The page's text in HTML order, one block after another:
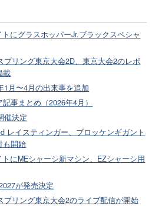
トにグラスホッパーJr.ブラックスペシャ
プリング東京大会2D、東京大会2のレポ
載
1月〜4月の出来事を追加
事まとめ（2026年4月）
催決定
レイスティンガー、ブロッケンギガント
も開始
トにMEシャーシ新マシン、EZシャーシ用
が発売決定
プリング東京大会2のライブ配信が開始